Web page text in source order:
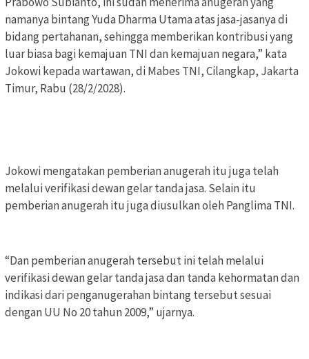
namanya bintang Yuda Dharma Utama atas jasa-jasanya di
bidang pertahanan, sehingga memberikan kontribusi yang
luar biasa bagi kemajuan TNI dan kemajuan negara,” kata
Jokowi kepada wartawan, di Mabes TNI, Cilangkap, Jakarta
Timur, Rabu (28/2/2028).
Jokowi mengatakan pemberian anugerah itu juga telah
melalui verifikasi dewan gelar tanda jasa. Selain itu
pemberian anugerah itu juga diusulkan oleh Panglima TNI.
“Dan pemberian anugerah tersebut ini telah melalui
verifikasi dewan gelar tanda jasa dan tanda kehormatan dan
indikasi dari penganugerahan bintang tersebut sesuai
dengan UU No 20 tahun 2009,” ujarnya.